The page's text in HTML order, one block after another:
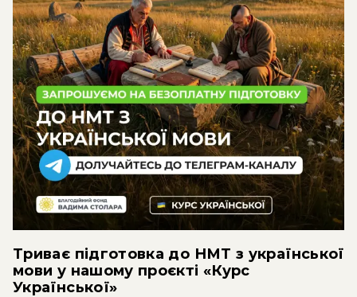
Триває підготовка до НМТ з української
мови у нашому проєкті «Курс
Української»